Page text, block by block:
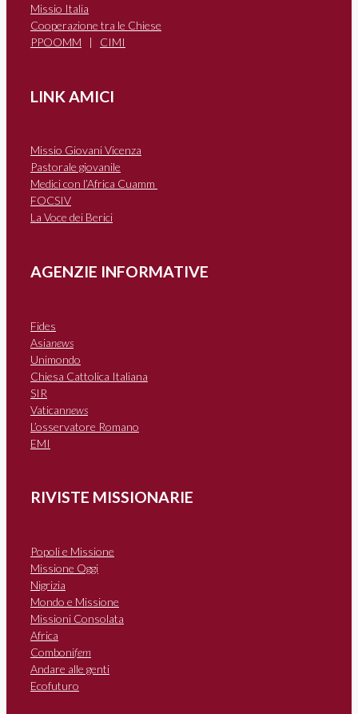
Missio Italia
Cooperazione tra le Chiese
PPOOMM | CIMI
LINK AMICI
Missio Giovani Vicenza
Pastorale giovanile
Medici con l’Africa Cuamm
FOCSIV
La Voce dei Berici
AGENZIE INFORMATIVE
Fides
Asianews
Unimondo
Chiesa Cattolica Italiana
SIR
Vaticannews
L’osservatore Romano
EMI
RIVISTE MISSIONARIE
Popoli e Missione
Missione Oggi
Nigrizia
Mondo e Missione
Missioni Consolata
Africa
Combonifem
Andare alle genti
Ecofuturo